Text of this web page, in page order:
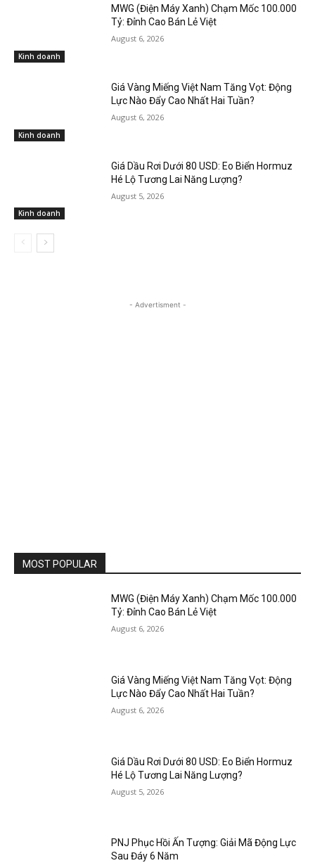
Kinh doanh
MWG (Điện Máy Xanh) Chạm Mốc 100.000
Tỷ: Đỉnh Cao Bán Lẻ Việt
August 6, 2026
Kinh doanh
Giá Vàng Miếng Việt Nam Tăng Vọt: Động
Lực Nào Đẩy Cao Nhất Hai Tuần?
August 6, 2026
Kinh doanh
Giá Dầu Rơi Dưới 80 USD: Eo Biển Hormuz
Hé Lộ Tương Lai Năng Lượng?
August 5, 2026
- Advertisment -
MOST POPULAR
MWG (Điện Máy Xanh) Chạm Mốc 100.000
Tỷ: Đỉnh Cao Bán Lẻ Việt
August 6, 2026
Giá Vàng Miếng Việt Nam Tăng Vọt: Động
Lực Nào Đẩy Cao Nhất Hai Tuần?
August 6, 2026
Giá Dầu Rơi Dưới 80 USD: Eo Biển Hormuz
Hé Lộ Tương Lai Năng Lượng?
August 5, 2026
PNJ Phục Hồi Ấn Tượng: Giải Mã Động Lực
Sau Đáy 6 Năm